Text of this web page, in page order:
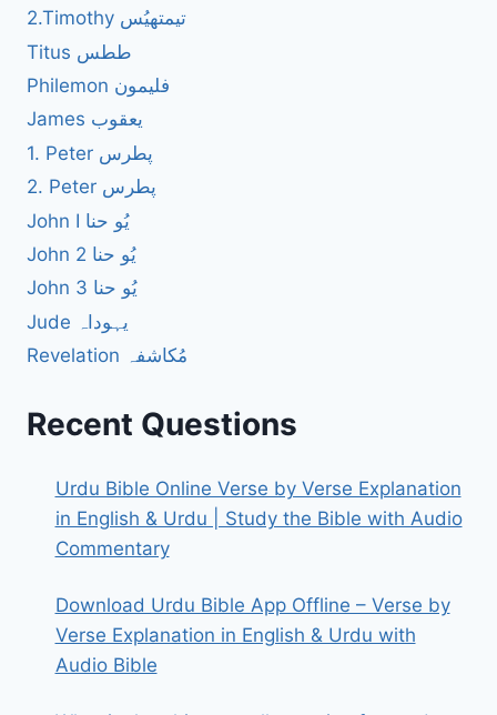
2.Timothy تیمتھیُس
Titus ططس
Philemon فلیمون
James یعقوب
1. Peter پطرس
2. Peter پطرس
John I یُو حنا
John 2 یُو حنا
John 3 یُو حنا
Jude یہوداہ
Revelation مُکاشفہ
Recent Questions
Urdu Bible Online Verse by Verse Explanation
in English & Urdu | Study the Bible with Audio
Commentary
Download Urdu Bible App Offline – Verse by
Verse Explanation in English & Urdu with
Audio Bible